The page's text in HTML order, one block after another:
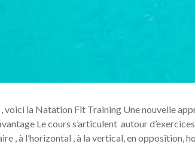
voici la Natation Fit Training Une nouvelle
Le cours s’articulent autour
, à l’horizontal , à la vertical, en opposition,